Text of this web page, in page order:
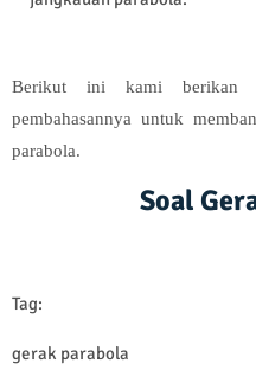
Berikut ini kami berikan
pembahasannya untuk
parabola.
Soal
Tag:
gerak parabola